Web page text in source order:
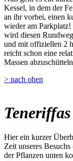
Kessel, in dem der
an ihr vorbei, einen
wieder am
wird diesen
und mit offiziellen 2
reicht schon eine
Massen
> nach oben
Hier ein kurzer
Zeit unseres
der Pflanzen unten